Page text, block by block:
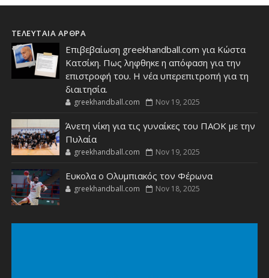
ΤΕΛΕΥΤΑΙΑ ΑΡΘΡΑ
Επιβεβαίωση greekhandball.com για Κώστα
Κατσίκη. Πως ληφθηκε η απόφαση για την
επιστροφή του. Η νέα υπερεπιτροπή για τη
διαιτησία.
greekhandball.com Nov 19, 2025
Άνετη νίκη για τις γυναίκες του ΠΑΟΚ με την
Πυλαία
greekhandball.com Nov 19, 2025
Ευκολα ο Ολυμπιακός τον Φέρωνα
greekhandball.com Nov 18, 2025